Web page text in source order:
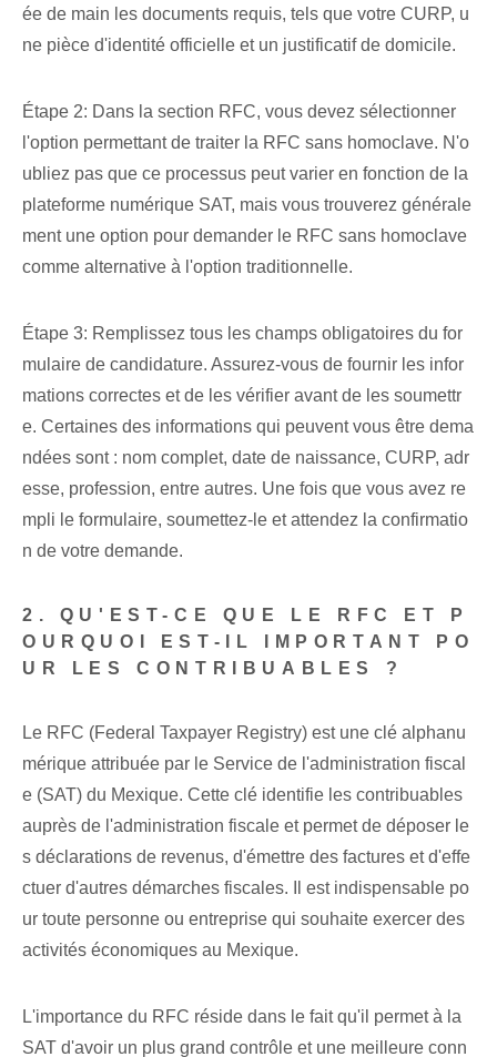
ée de main les documents requis, tels que votre CURP, u
ne pièce d'identité officielle et un justificatif de domicile.
Étape 2: Dans la section RFC, vous devez sélectionner
l'option permettant de traiter la RFC sans homoclave. N'o
ubliez pas que ce processus peut varier en fonction de la
plateforme numérique SAT, mais vous trouverez générale
ment une option pour demander le RFC sans homoclave
comme alternative à l'option traditionnelle.
Étape 3: Remplissez tous les champs obligatoires du for
mulaire de candidature. Assurez-vous de fournir les infor
mations correctes et de les vérifier avant de les soumettr
e. Certaines des informations qui peuvent vous être dema
ndées sont : nom complet, date de naissance, CURP, adr
esse, profession, entre autres. Une fois que vous avez re
mpli le formulaire, soumettez-le et attendez la confirmatio
n de votre demande.
2. QU'EST-CE QUE LE RFC ET P
OURQUOI EST-IL IMPORTANT PO
UR LES CONTRIBUABLES ?
Le RFC (Federal Taxpayer Registry) est une clé alphanu
mérique attribuée par le Service de l'administration fiscal
e (SAT) du Mexique. Cette clé identifie les contribuables
auprès de l'administration fiscale et permet de déposer le
s déclarations de revenus, d'émettre des factures et d'effe
ctuer d'autres démarches fiscales. Il est indispensable po
ur toute personne ou entreprise qui souhaite exercer des
activités économiques au Mexique.
L'importance du RFC réside dans le fait qu'il permet à la
SAT d'avoir un plus grand contrôle et une meilleure conn